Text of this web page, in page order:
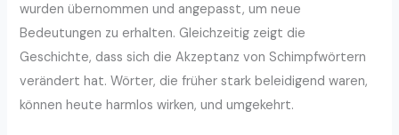
wurden übernommen und angepasst, um neue
Bedeutungen zu erhalten. Gleichzeitig zeigt die
Geschichte, dass sich die Akzeptanz von Schimpfwörtern
verändert hat. Wörter, die früher stark beleidigend waren,
können heute harmlos wirken, und umgekehrt.